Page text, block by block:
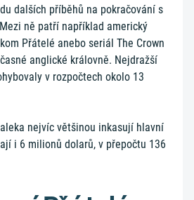
dalších příběhů na pokračování s
ně patří například americký
Přátelé anebo seriál The Crown
anglické královně. Nejdražší
v rozpočtech okolo 13
nejvíc většinou inkasují hlavní
i 6 milionů dolarů, v přepočtu 136